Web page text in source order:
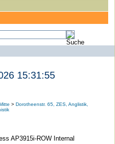
15:31:55
>Dorotheenstr. 65, ZES, Anglistik,
AP3915i-ROW Internal